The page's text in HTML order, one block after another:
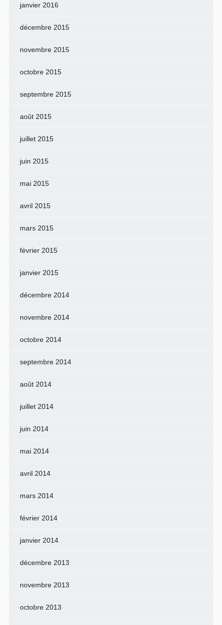
janvier 2016
décembre 2015
novembre 2015
octobre 2015
septembre 2015
août 2015
juillet 2015
juin 2015
mai 2015
avril 2015
mars 2015
février 2015
janvier 2015
décembre 2014
novembre 2014
octobre 2014
septembre 2014
août 2014
juillet 2014
juin 2014
mai 2014
avril 2014
mars 2014
février 2014
janvier 2014
décembre 2013
novembre 2013
octobre 2013